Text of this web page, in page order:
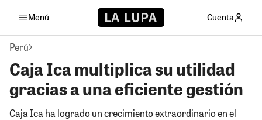
Menú Cuenta
Perú
Caja Ica multiplica su utilidad
gracias a una eficiente gestión
Caja Ica ha logrado un crecimiento extraordinario en el